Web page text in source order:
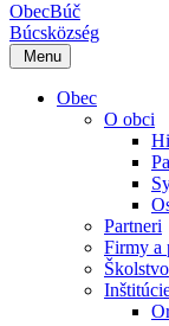
ObecBúč
Búcsközség
Menu
Obec
O obci
Partneri
Firmy a
Školstvo